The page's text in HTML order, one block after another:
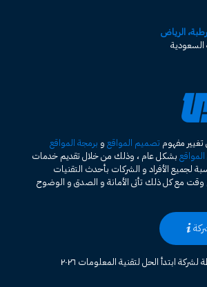
الرياض
السعودية
تغيير مفهوم تصميم المواقع و برمجة المواقع
بشكل عام ، وذلك من خلال تقديم خدمات
لجميع الأفراد و الشركات بأحدث التقنيات
مع كل ذلك تأتى الأمانة و الصدق و الوضوح
ابتدأ الحل لتقنية المعلومات ٢٠٢٦